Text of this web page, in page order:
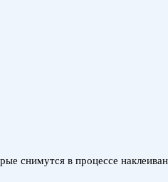
снимутся в процессе